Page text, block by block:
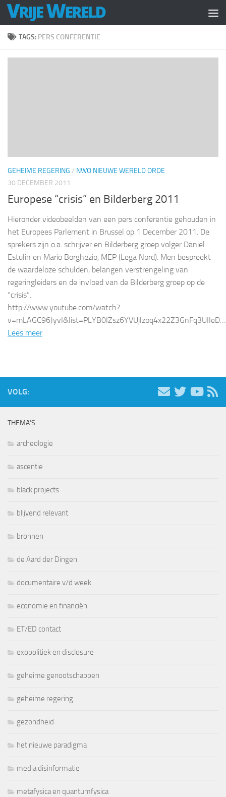
Doorgaan naar inhoud
TAGS: PERS CONFERENTIE
GEHEIME REGERING / NWO NIEUWE WERELD ORDE
30 DECEMBER 2011
Europese “crisis” en Bilderberg 2011
Hieronder videobeelden van een pers conferentie gehouden in
het Europees Parlement in Brussel op 1 December 2011. De
sprekers zijn o.a. schrijver en Bilderberg groep volger Daniel
Estulin en Mario Borghezio, MEP (Lega Nord). Men bespreekt
de waardeloze schulden, belangen verstrengeling van
regeringleiders en de invloed van de Bilderberg groep op de
“crisis”.
http://www.youtube.com/watch?
v=mLAGC96JyvI&list=PLYB0IZsz6YVUjlzoq4x22Z3GnFq3UIIeD…
Lees meer
VOLG:
THEMA’S
archeologie
ascentie
black projects
blijvend relevant
bronnen
de Aard der Dingen
documentaire v/d week
economie en financiën
ET/ED contact
exopolitiek en disclosure
geheime genootschappen
geheime regering
gezondheid
het nieuwe paradigma
media disinformatie
metafysica en quantumfysica